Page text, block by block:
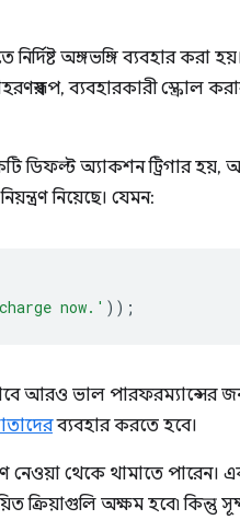
অঙ্গভঙ্গি ব্যবহার করা
ব্যবহারকারী স্ক্রোল
ডিফল্ট অ্যাকশন ট্রিগার হয়,
নিয়েছে। যেমন:
now.' ));
আরও ভাল পারফরম্যান্সের
ব্যবহার করতে হবে।
নেওয়া থেকে থামাতে
অক্ষম হবে৷ কিন্তু